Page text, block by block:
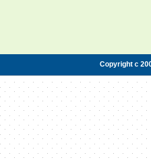
Copyright c